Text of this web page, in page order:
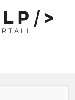
Blog –